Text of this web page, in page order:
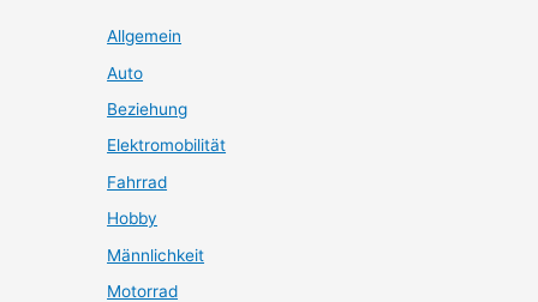
Allgemein
Auto
Beziehung
Elektromobilität
Fahrrad
Hobby
Männlichkeit
Motorrad